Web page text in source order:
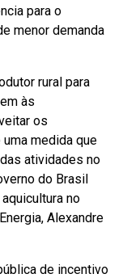
para o
menor demanda
rural para
às
os
medida que
atividades no
do Brasil
no
Alexandre
de incentivo